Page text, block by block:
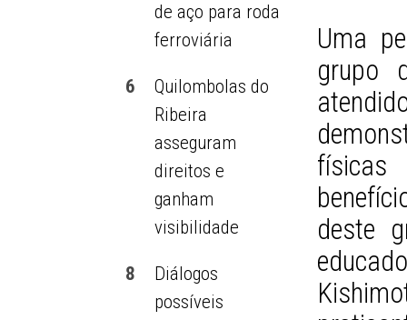
de aço para roda
ferroviária
6
Quilombolas do
Ribeira
asseguram
direitos e
ganham
visibilidade
8
Diálogos
possíveis
Uma
grupo
deste